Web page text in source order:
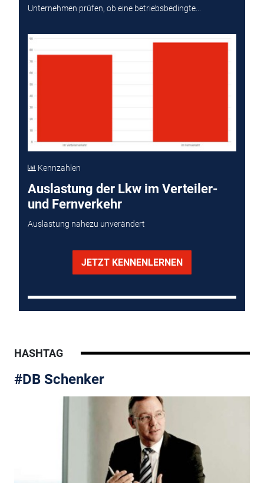
Unternehmen prüfen, ob eine betriebsbedingte...
Kennzahlen
Auslastung der Lkw im Verteiler-
und Fernverkehr
Auslastung nahezu unverändert
JETZT KENNENLERNEN
HASHTAG
#DB Schenker